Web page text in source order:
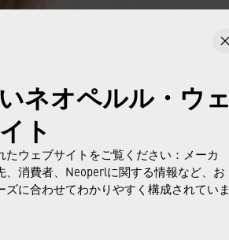
ネオペルル・ウェ
ト
たウェブサイトをご覧ください：メーカ
、消費者、Neoperlに関する情報など、お
ズに合わせてわかりやすく構成されていま